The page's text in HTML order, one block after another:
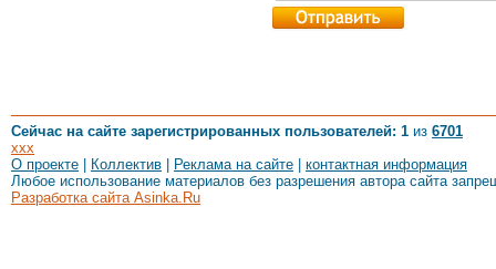
Сейчас на сайте зарегистрированных пользователей: 1 из 6701
xxx
О проекте
Коллектив Реклама на сайте
контактная информация
Любое использование материалов без разрешения автора сайта
Разработка сайта Asinka.Ru